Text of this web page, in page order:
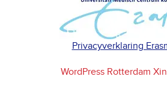
Privacyverklaring
WordPress Rotterdam